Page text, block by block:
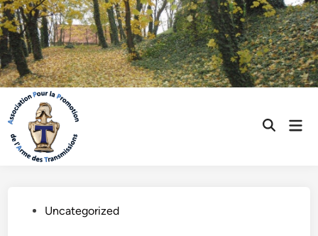
Skip
to
content
Open
PostedUncategorized